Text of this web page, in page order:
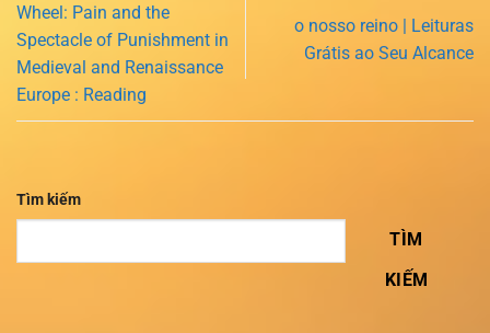
Wheel: Pain and the
Spectacle of Punishment in
Medieval and Renaissance
Europe : Reading
o nosso reino | Leituras
Grátis ao Seu Alcance
Tìm kiếm
TÌM
KIẾM